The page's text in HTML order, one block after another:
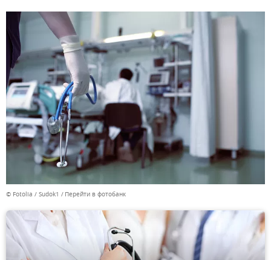
© Fotolia / Sudok1 Перейти в фотобанк